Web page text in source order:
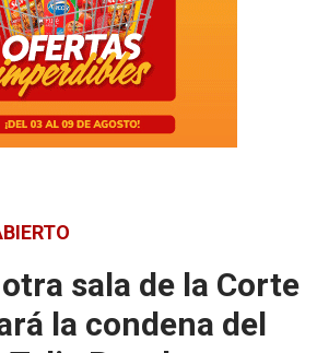
sala de la Corte
la condena del